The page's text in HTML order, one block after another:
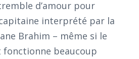
d’amour pour
interprété par la
Brahim – même si le
beaucoup